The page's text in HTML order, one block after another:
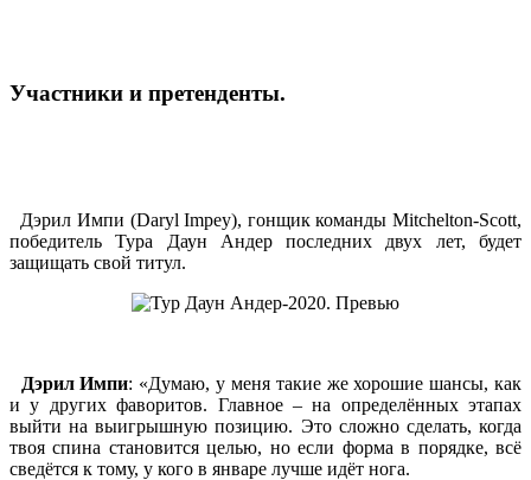
Участники и претенденты.
Дэрил Импи (Daryl Impey), гонщик команды Mitchelton-Scott,
победитель Тура Даун Андер последних двух лет, будет
защищать свой титул.
Дэрил Импи: «Думаю, у меня такие же хорошие шансы, как
и у других фаворитов. Главное – на определённых этапах
выйти на выигрышную позицию. Это сложно сделать, когда
твоя спина становится целью, но если форма в порядке, всё
сведётся к тому, у кого в январе лучше идёт нога.